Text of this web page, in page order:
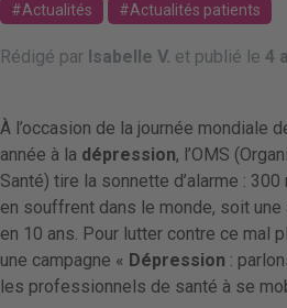
Actualités Actualités patients
Rédigé par Isabelle V. et publié le 4
À l’occasion de la journée mondiale
année à la dépression, l’OMS
Santé) tire la sonnette d’alarme :
en souffrent dans le monde, soit une
en 10 ans. Pour lutter contre ce mal
une campagne « Dépression :
les professionnels de santé à se